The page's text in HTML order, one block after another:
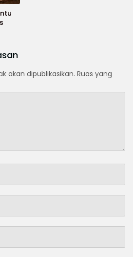
akan dipublikasikan. Ruas yang